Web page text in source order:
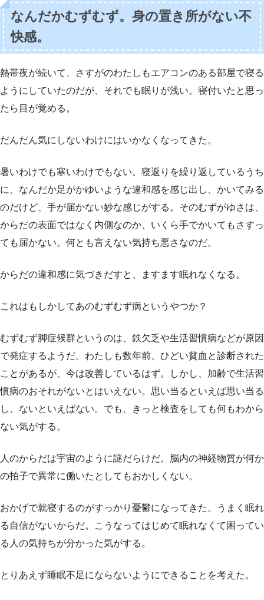
なんだかむずむず。身の置き所がない不
快感。
熱帯夜が続いて、さすがのわたしもエアコンのある部屋で寝る
ようにしていたのだが、それでも眠りが浅い。寝付いたと思っ
たら目が覚める。
だんだん気にしないわけにはいかなくなってきた。
暑いわけでも寒いわけでもない。寝返りを繰り返しているうち
に、なんだか足がかゆいような違和感を感じ出し、かいてみる
のだけど、手が届かない妙な感じがする。そのむずがゆさは、
からだの表面ではなく内側なのか、いくら手でかいてもさすっ
ても届かない。何とも言えない気持ち悪さなのだ。
からだの違和感に気づきだすと、ますます眠れなくなる。
これはもしかしてあのむずむず病というやつか？
むずむず脚症候群というのは、鉄欠乏や生活習慣病などが原因
で発症するようだ。わたしも数年前、ひどい貧血と診断された
ことがあるが、今は改善しているはず。しかし、加齢で生活習
慣病のおそれがないとはいえない。思い当るといえば思い当る
し、ないといえばない。でも、きっと検査をしても何もわから
ない気がする。
人のからだは宇宙のように謎だらけだ。脳内の神経物質が何か
の拍子で異常に働いたとしてもおかしくない。
おかげで就寝するのがすっかり憂鬱になってきた。うまく眠れ
る自信がないからだ。こうなってはじめて眠れなくて困ってい
る人の気持ちが分かった気がする。
とりあえず睡眠不足にならないようにできることを考えた。